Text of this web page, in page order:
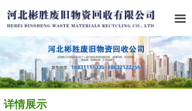
끀
首页
关于我们
业务范围
详情展示